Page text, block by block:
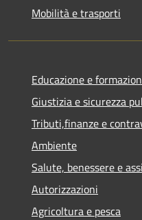
Mobilità e trasporti
Educazione e
Giustizia e sicurezza
Tributi,finanze e
Ambiente
Salute, benessere e
Autorizzazioni
Agricoltura e pesca